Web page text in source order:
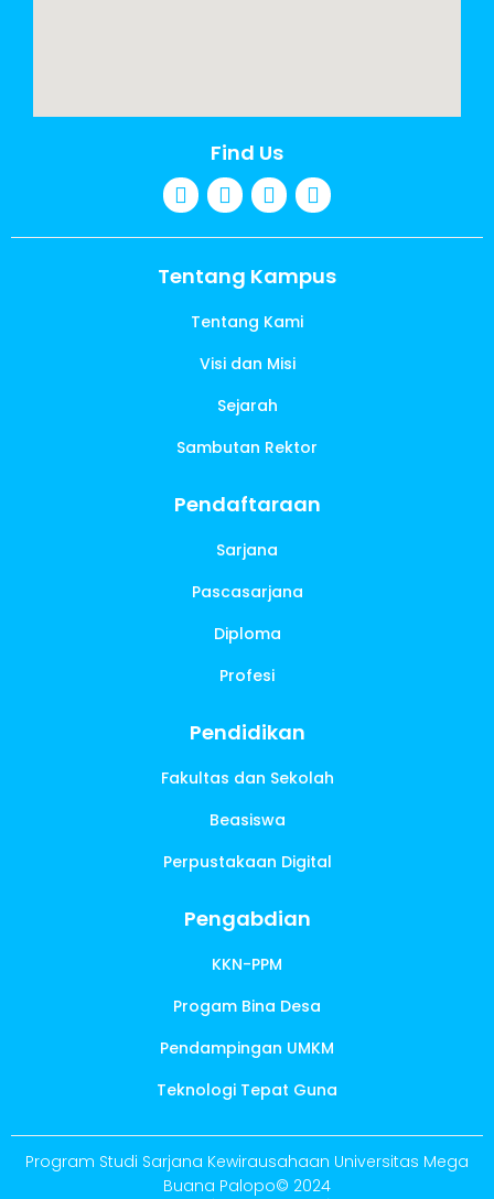
Find Us
Tentang Kampus
Tentang Kami
Visi dan Misi
Sejarah
Sambutan Rektor
Pendaftaraan
Sarjana
Pascasarjana
Diploma
Profesi
Pendidikan
Fakultas dan Sekolah
Beasiswa
Perpustakaan Digital
Pengabdian
KKN-PPM
Progam Bina Desa
Pendampingan UMKM
Teknologi Tepat Guna
Program Studi Sarjana Kewirausahaan Universitas Mega
Buana Palopo© 2024